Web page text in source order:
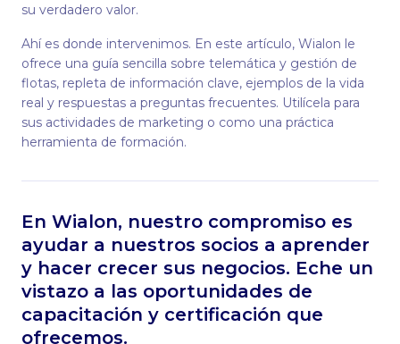
su verdadero valor.
Ahí es donde intervenimos. En este artículo, Wialon le
ofrece una guía sencilla sobre telemática y gestión de
flotas, repleta de información clave, ejemplos de la vida
real y respuestas a preguntas frecuentes. Utilícela para
sus actividades de marketing o como una práctica
herramienta de formación.
En Wialon, nuestro compromiso es
ayudar a nuestros socios a aprender
y hacer crecer sus negocios. Eche un
vistazo a las oportunidades de
capacitación y certificación que
ofrecemos.